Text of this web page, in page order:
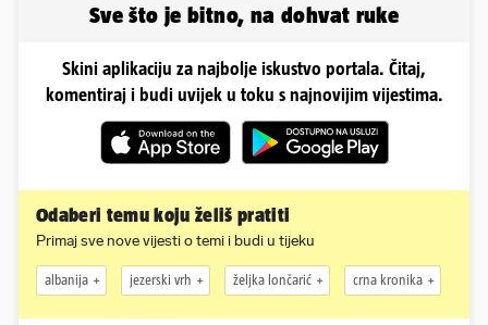
Sve što je bitno, na dohvat ruke
Skini aplikaciju za najbolje iskustvo portala. Čitaj,
komentiraj i budi uvijek u toku s najnovijim vijestima.
Odaberi temu koju želiš pratiti
Primaj sve nove vijesti o temi i budi u tijeku
albanija jezerski vrh željka lončarić crna kronika